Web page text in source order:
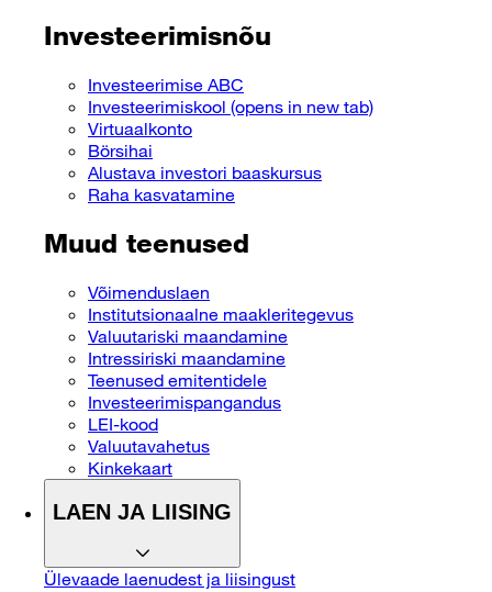
Investeerimisnõu
Investeerimise ABC
Investeerimiskool (opens in new tab)
Virtuaalkonto
Börsihai
Alustava investori baaskursus
Raha kasvatamine
Muud teenused
Võimenduslaen
Institutsionaalne maakleritegevus
Valuutariski maandamine
Intressiriski maandamine
Teenused emitentidele
Investeerimispangandus
LEI-kood
Valuutavahetus
Kinkekaart
LAEN JA LIISING
Ülevaade laenudest ja liisingust